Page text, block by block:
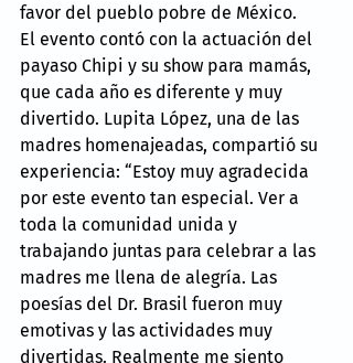
favor del pueblo pobre de México.
El evento contó con la actuación del
payaso Chipi y su show para mamás,
que cada año es diferente y muy
divertido. Lupita López, una de las
madres homenajeadas, compartió su
experiencia: “Estoy muy agradecida
por este evento tan especial. Ver a
toda la comunidad unida y
trabajando juntas para celebrar a las
madres me llena de alegría. Las
poesías del Dr. Brasil fueron muy
emotivas y las actividades muy
divertidas. Realmente me siento